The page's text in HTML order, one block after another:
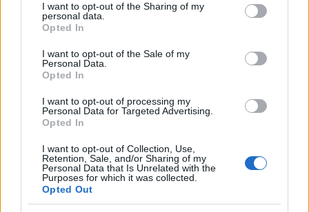
not limited to your visit or usage behaviour. You may click to
grant or deny consent to Google and its third-party tags to
use your data for below specified purposes in below Google
consent section.
I want to opt-out of the Sharing of my
personal data.
Opted In
I want to opt-out of the Sale of my
Personal Data.
Opted In
I want to opt-out of processing my
Personal Data for Targeted Advertising.
Opted In
I want to opt-out of Collection, Use,
Retention, Sale, and/or Sharing of my
Personal Data that Is Unrelated with the
Purposes for which it was collected.
Opted Out
A filmről írt kritikánkat itt olvashatja.
Forrás:
Film Díjak Vígjáték Siker